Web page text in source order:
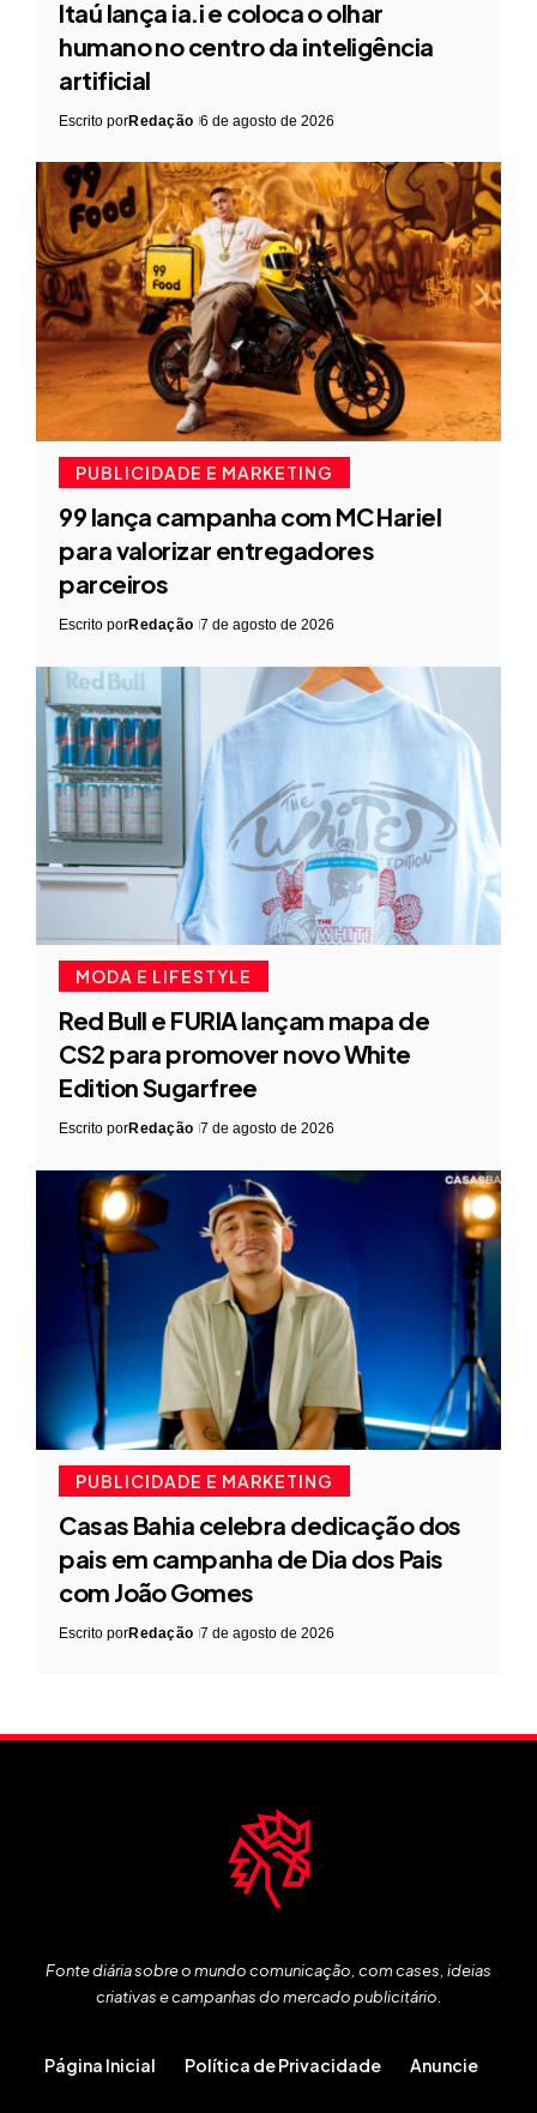
Itaú lança ia.i e coloca o olhar
humano no centro da inteligência
artificial
Escrito porRedação 6 de agosto de 2026
PUBLICIDADE E MARKETING
99 lança campanha com MC Hariel
para valorizar entregadores
parceiros
Escrito porRedação 7 de agosto de 2026
MODA E LIFESTYLE
Red Bull e FURIA lançam mapa de
CS2 para promover novo White
Edition Sugarfree
Escrito porRedação 7 de agosto de 2026
PUBLICIDADE E MARKETING
Casas Bahia celebra dedicação dos
pais em campanha de Dia dos Pais
com João Gomes
Escrito porRedação 7 de agosto de 2026
Fonte diária sobre o mundo comunicação, com cases, ideias
criativas e campanhas do mercado publicitário.
Página Inicial Política de Privacidade Anuncie